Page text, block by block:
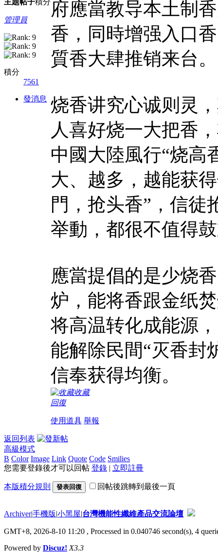
管理員
積分
7561
發消息
府應當教导本土制
香，同時增强入口
質香大肆推销来台。
烧香讲究心诚则灵
人喜好烧一大把香
中國大陸風行“烧高
大、越多，越能获
門，抢头香”，信徒
举動，都很不值得
應當提倡的是少烧
炉，能将香跟金纸
将高温转化成能源
能解除民間“灭香封
信奉获得均衡。
收藏
回復
使用道具 舉報
返回列表
高級模式
B Color Image Link Quote Code Smilies
您需要登錄後才可以回帖 登錄 | 立即註冊
本版積分規則 發表回復 回帖後跳轉到最後一頁
Archiver|手機版|小黑屋|台灣機能性纖維產品交流論壇
GMT+8, 2026-8-10 11:20 , Processed in 0.040746 second(s), 4
Powered by Discuz! X3.3